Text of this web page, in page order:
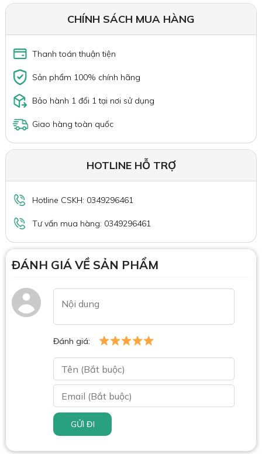
CHÍNH SÁCH MUA HÀNG
Thanh toán thuận tiện
Sản phẩm 100% chính hãng
Bảo hành 1 đổi 1 tại nơi sử dụng
Giao hàng toàn quốc
HOTLINE HỖ TRỢ
Hotline CSKH: 0349296461
Tư vấn mua hàng: 0349296461
ĐÁNH GIÁ VỀ SẢN PHẨM
Đánh giá:
GỬI ĐI